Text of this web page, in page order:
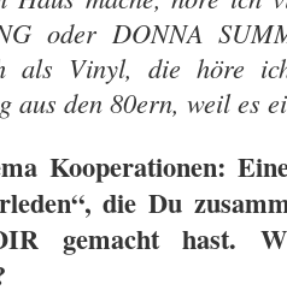
oder DONNA
als Vinyl, die höre
aus den 80ern, weil es
Kooperationen:
die Du
gemacht hast.